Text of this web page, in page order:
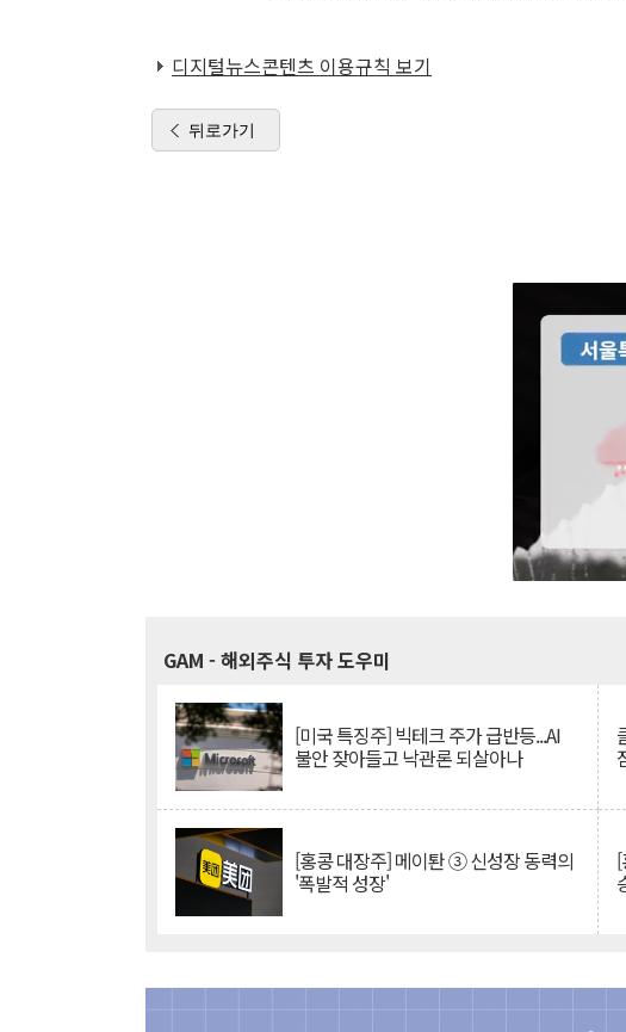
디지털뉴스콘텐츠 이용규칙 보기
뒤로가기
GAM - 해외주식 투자 도우미
[미국 특징주] 빅테크 주가 급반등...AI
불안 잦아들고 낙관론 되살아나
[홍콩 대장주] 메이퇀 ③ 신성장 동력의
'폭발적 성장'
[